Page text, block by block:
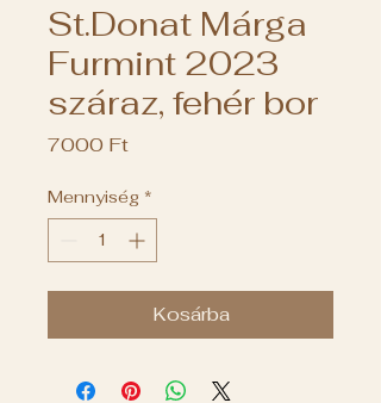
St.Donat Márga
Furmint 2023
száraz, fehér bor
7000 FtÁr
Mennyiség *
Kosárba